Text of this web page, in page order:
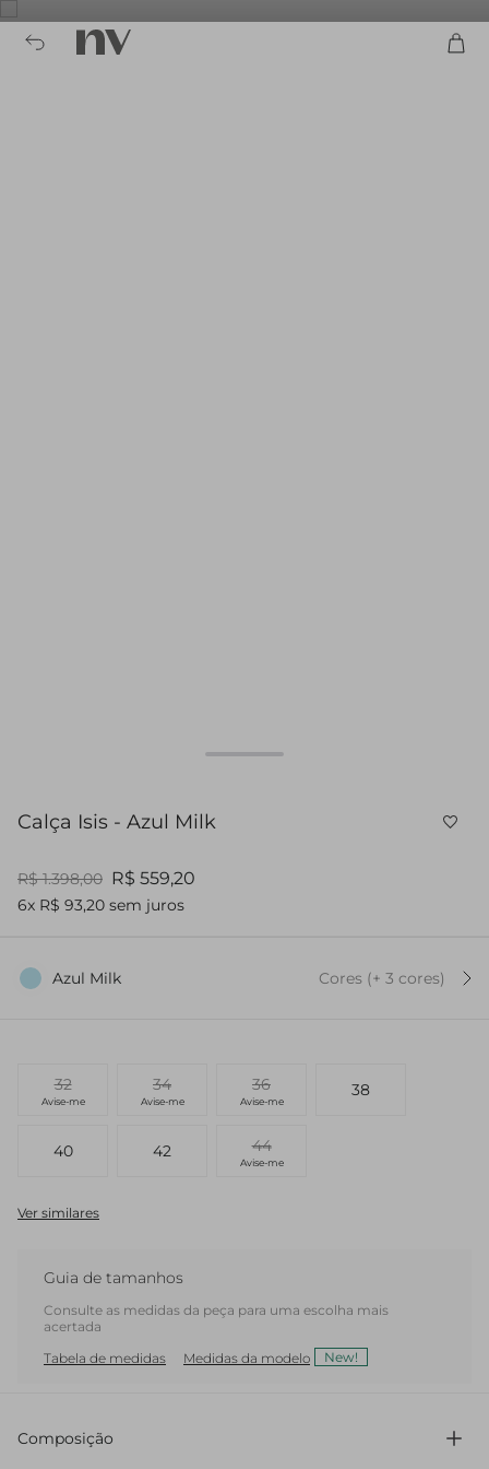
Calça Isis - Azul Milk
R$ 1.398,00 R$ 559,20
6x R$ 93,20 sem juros
Azul Milk Cores (+ 3 cores)
32
Avise-me
34
Avise-me
36
Avise-me
38
40 42 44
Avise-me
Ver similares
Guia de tamanhos
Consulte as medidas da peça para uma escolha mais
acertada
Tabela de medidas
Medidas da modelo New!
Composição